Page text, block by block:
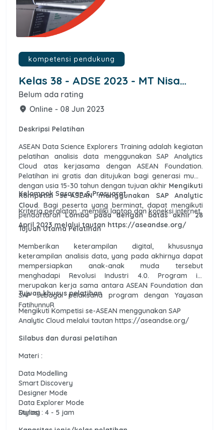
kompetensi pendukung
Kelas 38 - ADSE 2023 - MT Nisa
Ismundari Wildan
Belum ada rating
place Online - 08 Jun 2023
Deskripsi Pelatihan
ASEAN Data Science Explorers Training adalah kegiatan
pelatihan analisis data menggunakan SAP Analytics
Cloud atas kerjasama dengan ASEAN Foundation.
Pelatihan ini gratis dan ditujukan bagi generasi muda
dengan usia 15-30 tahun dengan tujuan akhir Mengikuti
Kompetisi se-ASEAN menggunakan SAP Analytic
Cloud. Bagi peserta yang berminat, dapat mengikuti
pendaftaranLomba pada dengan batas akhir 28
April 2023 melalui tautan https://aseandse.org/
Kelompok Sasaran & Prasyarat
Kriteria peralatan : memiliki laptop dan koneksi internet.
Tujuan Utama Pelatihan
Memberikan keterampilan digital, khususnya
keterampilan analisis data, yang pada akhirnya dapat
mempersiapkan anak-anak muda tersebut
menghadapi Revolusi Industri 4.0. Program ini
merupakan kerja sama antara ASEAN Foundation dan
SAP sebagai pelaksana program dengan Yayasan
FatihunnuR
Tujuan khusus pelatihan
Mengikuti Kompetisi se-ASEAN menggunakan SAP
Analytic Cloud melalui tautan https://aseandse.org/
Silabus dan durasi pelatihan
Materi :
Data Modelling
Smart Discovery
Designer Mode
Data Explorer Mode
Styling
Durasi : 4 - 5 jam